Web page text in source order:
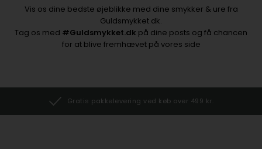
Vis os dine bedste øjeblikke med dine smykker & ure fra
Guldsmykket.dk.
Tag os med #Guldsmykket.dk på dine posts og få chancen
for at blive fremhævet på vores side
Gratis pakkelevering ved køb over 499 kr.